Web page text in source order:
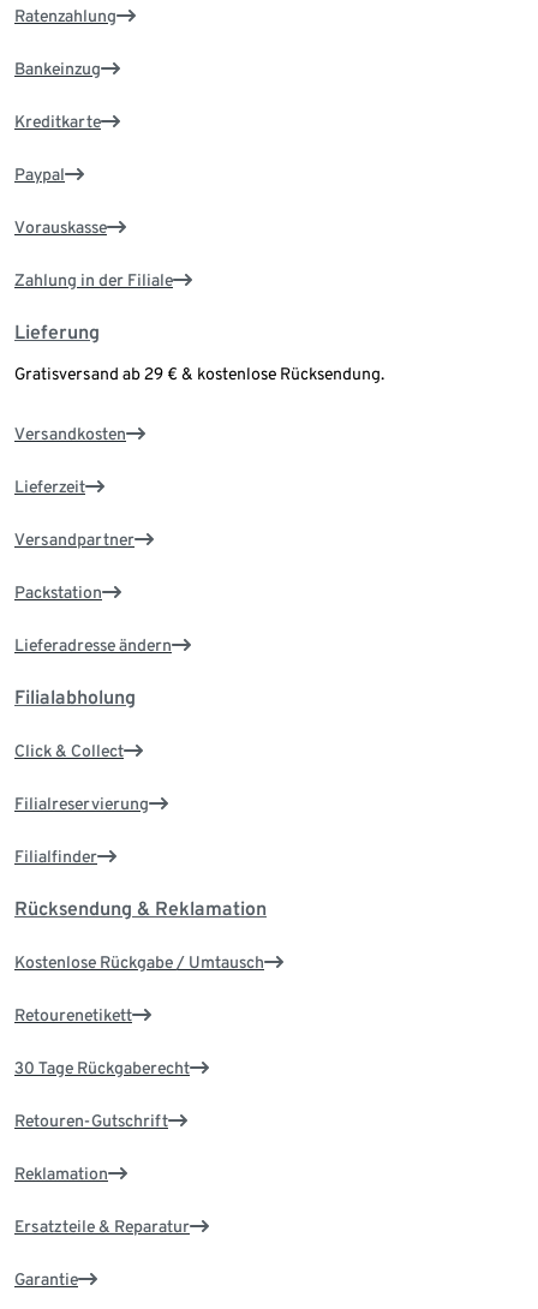
Ratenzahlung
Bankeinzug
Kreditkarte
Paypal
Vorauskasse
Zahlung in der Filiale
Lieferung
Gratisversand ab 29 € & kostenlose Rücksendung.
Versandkosten
Lieferzeit
Versandpartner
Packstation
Lieferadresse ändern
Filialabholung
Click & Collect
Filialreservierung
Filialfinder
Rücksendung & Reklamation
Kostenlose Rückgabe / Umtausch
Retourenetikett
30 Tage Rückgaberecht
Retouren-Gutschrift
Reklamation
Ersatzteile & Reparatur
Garantie